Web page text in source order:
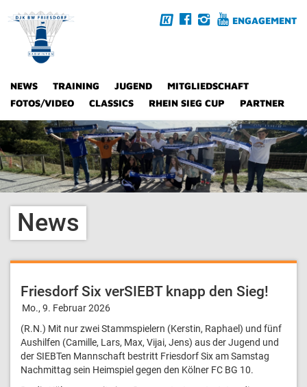
ENGAGEMENT
NEWS TRAINING JUGEND
MITGLIEDSCHAFT
FOTOS/VIDEO
CLASSICS RHEIN SIEG CUP PARTNER
News
Friesdorf Six verSIEBT knapp den Sieg!
Mo., 9. Februar 2026
(R.N.) Mit nur zwei Stammspielern (Kerstin, Raphael) und fünf
Aushilfen (Camille, Lars, Max, Vijai, Jens) aus der Jugend und
der SIEBTen Mannschaft bestritt Friesdorf Six am Samstag
Nachmittag sein Heimspiel gegen den Kölner FC BG 10.